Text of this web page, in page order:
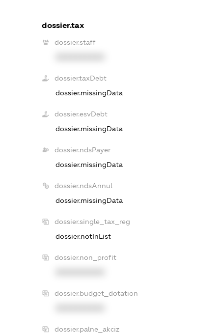
dossier.tax
dossier.staff
dossier.taxDebt
dossier.missingData
dossier.esvDebt
dossier.missingData
dossier.ndsPayer
dossier.missingData
dossier.ndsAnnul
dossier.missingData
dossier.single_tax_reg
dossier.notInList
dossier.non_profit
dossier.budget_dotation
dossier.palne_akciz